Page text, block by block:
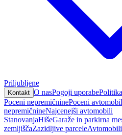
Priljubljene
Kontakt O nasPogoji uporabe
Poceni nepremičninePoceni
nepremičnineNajcenejši avtomobili
StanovanjaHišeGaraže in parkirna
zemljiščaZazidljive parceleAvtomobili